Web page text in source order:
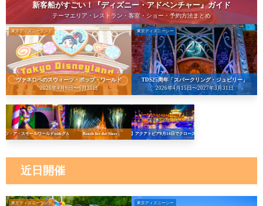
新客船がすごい！『ディズニー・アドベンチャー』ガイド
テーマエリア・レストラン・客室・ショー・予約方法まとめ
東京ディズニーランド
ヴァネロペのスウィーツ・ポップ・ワールド
2026年4月9日〜6月30日
東京ディズニーシー
TDS25周年「スパークリング・ジュビリー」
2026年4月15日〜2027年3月31日
ッツ・ア・スモールワールドwithグルート Reach for the Stars 【悲報】アクアトピア9月14日でクローズへ…！
近日開催
東京ディズニーランド 東京ディズニーシー